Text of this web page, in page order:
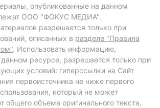
опубликованные на данном
ООО "ФОКУС МЕДИА".
разрешается только при
описанных в разделе "Правила
. Использовать информацию,
ресурсе, разрешается только при
условий: гиперссылки на Сайт
первоисточника не ниже первого
который не может
общего объема оригинального текста,